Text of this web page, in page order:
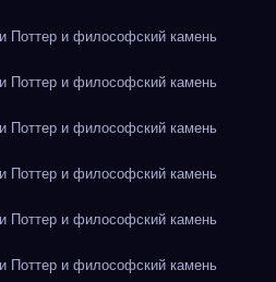
Поттер и философский камень
Поттер и философский камень
Поттер и философский камень
Поттер и философский камень
Поттер и философский камень
Поттер и философский камень